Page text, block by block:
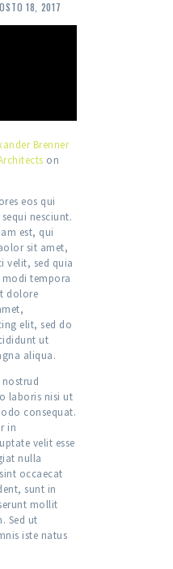
18, 2017
Brenner
on
eos qui
nesciunt.
est, qui
sit amet,
velit, sed quia
tempora
dolore
elit, sed do
ut
aliqua.
laboris nisi ut
consequat.
in
velit esse
nulla
occaecat
sunt in
mollit
Sed ut
iste natus